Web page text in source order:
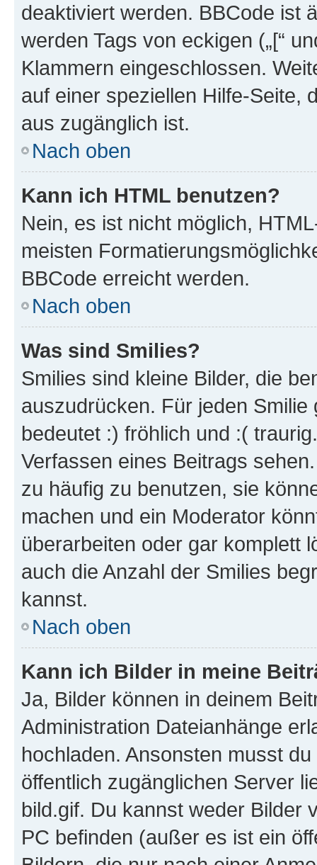
deaktiviert werden. BBCode ist
werden Tags von eckigen („[“
Klammern eingeschlossen.
auf einer speziellen Hilfe-Seite,
aus zugänglich ist.
Nach oben
Kann ich HTML benutzen?
Nein, es ist nicht möglich,
meisten
BBCode erreicht werden.
Nach oben
Was sind Smilies?
Smilies sind kleine Bilder, die
auszudrücken. Für jeden
bedeutet :) fröhlich und :(
Verfassen eines Beitrags
zu häufig zu benutzen, sie
machen und ein Moderator
überarbeiten oder gar komplett
auch die Anzahl der Smilies
kannst.
Nach oben
Kann ich Bilder in meine
Ja, Bilder können in deinem
Administration Dateianhänge
hochladen. Ansonsten musst
öffentlich zugänglichen Server
bild.gif. Du kannst weder Bilder
PC befinden (außer es ist ein